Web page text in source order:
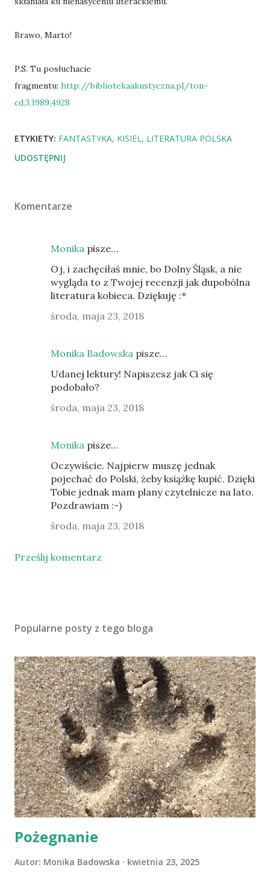
Brawo, Marto!
P.S. Tu posłuchacie
fragmentu: http://bibliotekaakustyczna.pl/ton-
cd,3,1989,4928
ETYKIETY: FANTASTYKA KISIEL LITERATURA POLSKA
UDOSTĘPNIJ
Komentarze
Monika pisze…
Oj, i zachęciłaś mnie, bo Dolny Śląsk, a nie
wygląda to z Twojej recenzji jak dupobólna
literatura kobieca. Dziękuję :*
środa, maja 23, 2018
Monika Badowska pisze…
Udanej lektury! Napiszesz jak Ci się
podobało?
środa, maja 23, 2018
Monika pisze…
Oczywiście. Najpierw muszę jednak
pojechać do Polski, żeby książkę kupić. Dzięki
Tobie jednak mam plany czytelnicze na lato.
Pozdrawiam :-)
środa, maja 23, 2018
Prześlij komentarz
Popularne posty z tego bloga
Pożegnanie
Autor: Monika Badowska kwietnia 23, 2025